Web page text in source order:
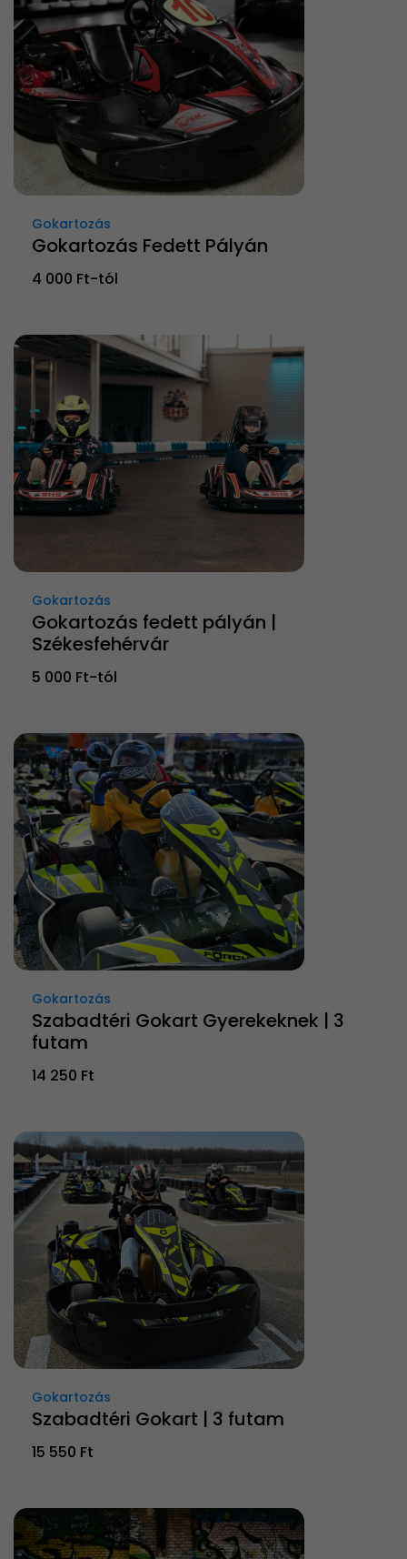
Gokartozás
Gokartozás Fedett Pályán
4 000 Ft-tól
Gokartozás
Gokartozás fedett pályán |
Székesfehérvár
5 000 Ft-tól
Gokartozás
Szabadtéri Gokart Gyerekeknek | 3
futam
14 250 Ft
Gokartozás
Szabadtéri Gokart | 3 futam
15 550 Ft